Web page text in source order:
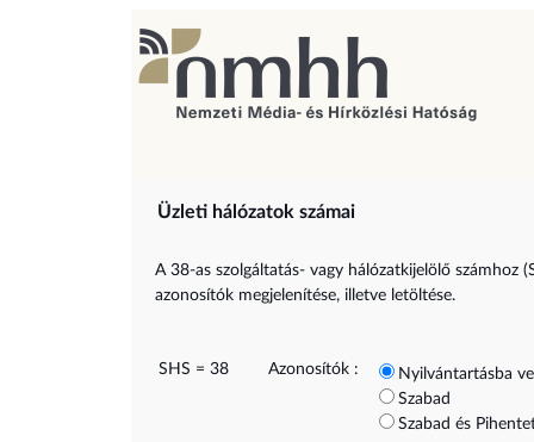
Üzleti hálózatok számai
A 38-as szolgáltatás- vagy hálózatkijelölő számhoz
azonosítók megjelenítése, illetve letöltése.
SHS = 38 Azonosítók :
Nyilvántartásba
Szabad
Szabad és